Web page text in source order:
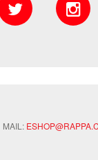
MAIL: